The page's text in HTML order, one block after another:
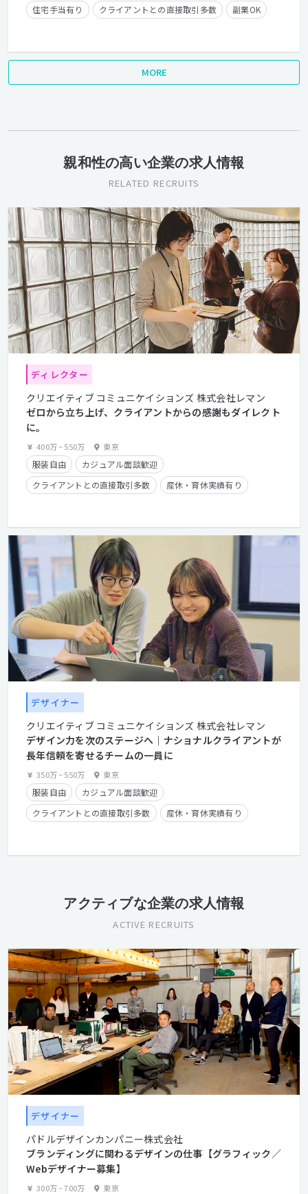
住宅手当有り クライアントとの直接取引多数 副業OK
MORE
親和性の高い企業の求人情報
RELATED RECRUITS
ディレクター
クリエイティブ コミュニケイションズ 株式会社レマン
ゼロから立ち上げ、クライアントからの感謝もダイレクト
に。
400万~550万 東京
服装自由
カジュアル面談歓迎
クライアントとの直接取引多数
産休・育休実績有り
デザイナー
クリエイティブ コミュニケイションズ 株式会社レマン
デザイン力を次のステージへ｜ナショナルクライアントが
長年信頼を寄せるチームの一員に
350万~550万 東京
服装自由
カジュアル面談歓迎
クライアントとの直接取引多数
産休・育休実績有り
アクティブな企業の求人情報
ACTIVE RECRUITS
デザイナー
パドルデザインカンパニー株式会社
ブランディングに関わるデザインの仕事【グラフィック／
Webデザイナー募集】
300万~700万 東京